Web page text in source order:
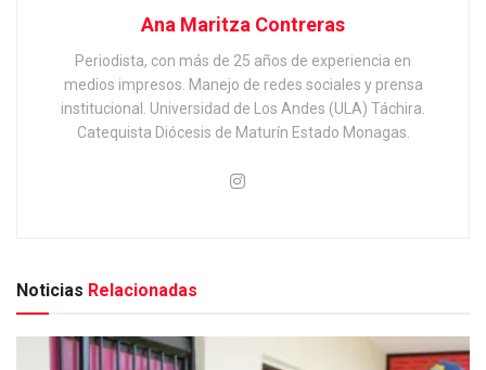
Ana Maritza Contreras
Periodista, con más de 25 años de experiencia en
medios impresos. Manejo de redes sociales y prensa
institucional. Universidad de Los Andes (ULA) Táchira.
Catequista Diócesis de Maturín Estado Monagas.
Noticias Relacionadas